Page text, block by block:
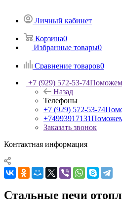
Личный кабинет
Корзина0
Избранные товары0
Сравнение товаров0
+7 (929) 572-53-74
Назад
Телефоны
+7 (929) 572-53-74
+74993917131
Заказать звонок
Контактная информация
Стальные печи